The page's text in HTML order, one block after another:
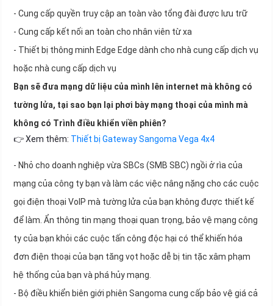
- Cung cấp quyền truy cập an toàn vào tổng đài được lưu trữ
- Cung cấp kết nối an toàn cho nhân viên từ xa
- Thiết bị thông minh Edge Edge dành cho nhà cung cấp dịch vụ
hoặc nhà cung cấp dịch vụ
Bạn sẽ đưa mạng dữ liệu của mình lên internet mà không có
tường lửa, tại sao bạn lại phơi bày mạng thoại của mình mà
không có Trình điều khiển viền phiên?
👉 Xem thêm: Thiết bị Gateway Sangoma Vega 4x4
- Nhỏ cho doanh nghiệp vừa SBCs (SMB SBC) ngồi ở rìa của
mạng của công ty bạn và làm các việc nâng nặng cho các cuộc
gọi điện thoại VoIP mà tường lửa của bạn không được thiết kế
để làm. Ẩn thông tin mạng thoại quan trọng, bảo vệ mạng công
ty của bạn khỏi các cuộc tấn công độc hại có thể khiến hóa
đơn điện thoại của bạn tăng vọt hoặc dễ bị tin tặc xâm phạm
hệ thống của bạn và phá hủy mạng.
- Bộ điều khiển biên giới phiên Sangoma cung cấp bảo vệ giá cả